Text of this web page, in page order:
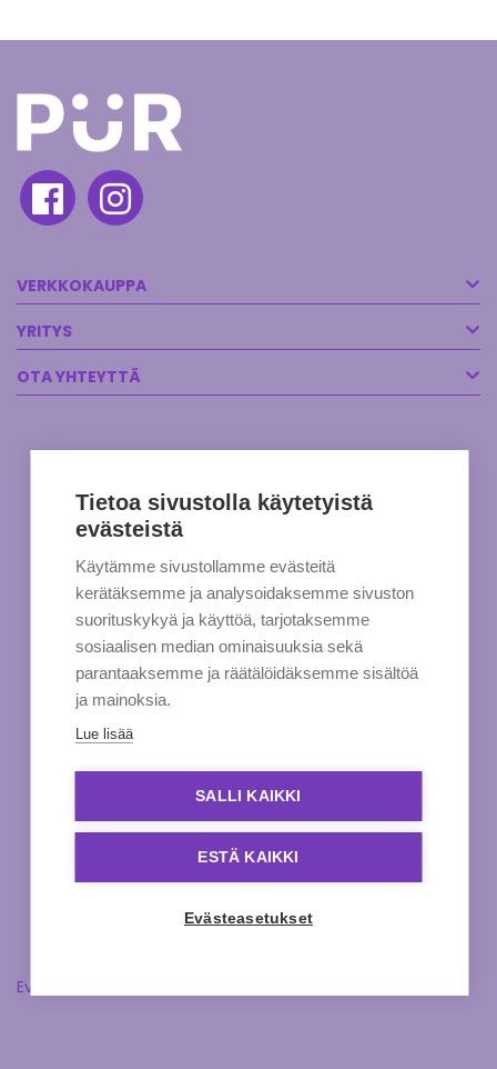
VERKKOKAUPPA
YRITYS
OTA YHTEYTTÄ
Evästeasetukset
Tietoa sivustolla käytetyistä
evästeistä
Käytämme sivustollamme evästeitä
kerätäksemme ja analysoidaksemme sivuston
suorituskykyä ja käyttöä, tarjotaksemme
sosiaalisen median ominaisuuksia sekä
parantaaksemme ja räätälöidäksemme sisältöä
ja mainoksia.
Lue lisää
SALLI KAIKKI
ESTÄ KAIKKI
Evästeasetukset